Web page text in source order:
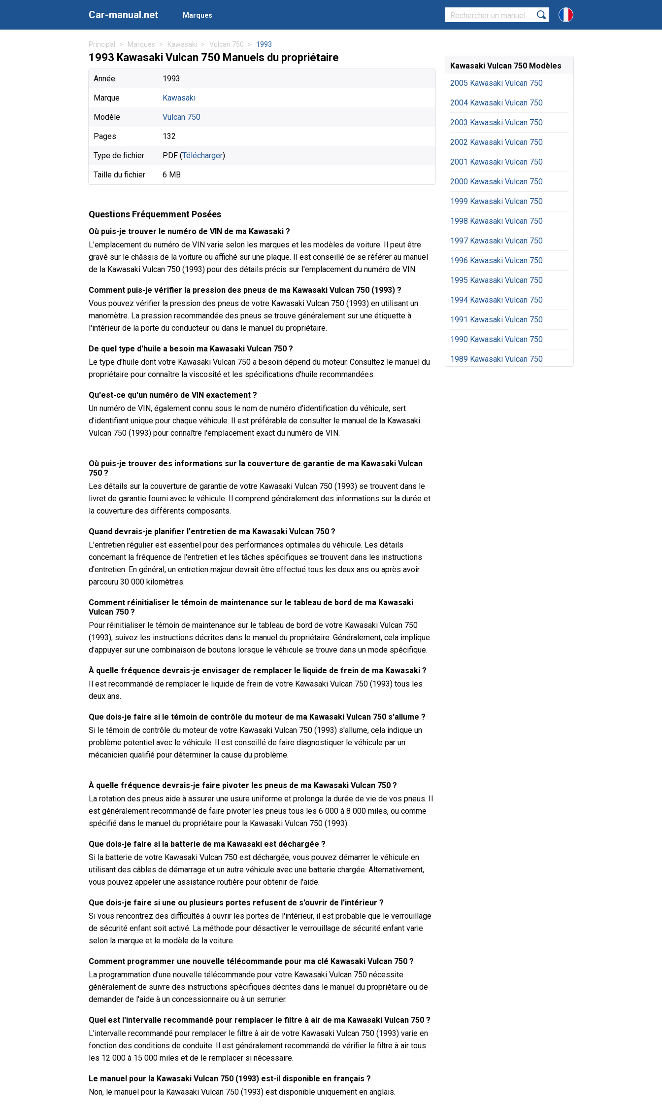
Car-manual.net Marques
Principal Marques Kawasaki Vulcan 750 1993
1993 Kawasaki Vulcan 750 Manuels du propriétaire
Année 1993
Marque Kawasaki
Modèle Vulcan 750
Pages 132
Type de fichier PDF (Télécharger)
Taille du fichier 6 MB
Questions Fréquemment Posées
Où puis-je trouver le numéro de VIN de ma Kawasaki ?
L'emplacement du numéro de VIN varie selon les marques et les modèles de voiture. Il peut être
gravé sur le châssis de la voiture ou affiché sur une plaque. Il est conseillé de se référer au manuel
de la Kawasaki Vulcan 750 (1993) pour des détails précis sur l'emplacement du numéro de VIN.
Comment puis-je vérifier la pression des pneus de ma Kawasaki Vulcan 750 (1993) ?
Vous pouvez vérifier la pression des pneus de votre Kawasaki Vulcan 750 (1993) en utilisant un
manomètre. La pression recommandée des pneus se trouve généralement sur une étiquette à
l'intérieur de la porte du conducteur ou dans le manuel du propriétaire.
De quel type d'huile a besoin ma Kawasaki Vulcan 750 ?
Le type d'huile dont votre Kawasaki Vulcan 750 a besoin dépend du moteur. Consultez le manuel du
propriétaire pour connaître la viscosité et les spécifications d'huile recommandées.
Qu'est-ce qu'un numéro de VIN exactement ?
Un numéro de VIN, également connu sous le nom de numéro d'identification du véhicule, sert
d'identifiant unique pour chaque véhicule. Il est préférable de consulter le manuel de la Kawasaki
Vulcan 750 (1993) pour connaître l'emplacement exact du numéro de VIN.
Où puis-je trouver des informations sur la couverture de garantie de ma Kawasaki Vulcan
750 ?
Les détails sur la couverture de garantie de votre Kawasaki Vulcan 750 (1993) se trouvent dans le
livret de garantie fourni avec le véhicule. Il comprend généralement des informations sur la durée et
la couverture des différents composants.
Quand devrais-je planifier l'entretien de ma Kawasaki Vulcan 750 ?
L'entretien régulier est essentiel pour des performances optimales du véhicule. Les détails
concernant la fréquence de l'entretien et les tâches spécifiques se trouvent dans les instructions
d'entretien. En général, un entretien majeur devrait être effectué tous les deux ans ou après avoir
parcouru 30 000 kilomètres.
Comment réinitialiser le témoin de maintenance sur le tableau de bord de ma Kawasaki
Vulcan 750 ?
Pour réinitialiser le témoin de maintenance sur le tableau de bord de votre Kawasaki Vulcan 750
(1993), suivez les instructions décrites dans le manuel du propriétaire. Généralement, cela implique
d'appuyer sur une combinaison de boutons lorsque le véhicule se trouve dans un mode spécifique.
À quelle fréquence devrais-je envisager de remplacer le liquide de frein de ma Kawasaki ?
Il est recommandé de remplacer le liquide de frein de votre Kawasaki Vulcan 750 (1993) tous les
deux ans.
Que dois-je faire si le témoin de contrôle du moteur de ma Kawasaki Vulcan 750 s'allume ?
Si le témoin de contrôle du moteur de votre Kawasaki Vulcan 750 (1993) s'allume, cela indique un
problème potentiel avec le véhicule. Il est conseillé de faire diagnostiquer le véhicule par un
mécanicien qualifié pour déterminer la cause du problème.
À quelle fréquence devrais-je faire pivoter les pneus de ma Kawasaki Vulcan 750 ?
La rotation des pneus aide à assurer une usure uniforme et prolonge la durée de vie de vos pneus. Il
est généralement recommandé de faire pivoter les pneus tous les 6 000 à 8 000 miles, ou comme
spécifié dans le manuel du propriétaire pour la Kawasaki Vulcan 750 (1993).
Que dois-je faire si la batterie de ma Kawasaki est déchargée ?
Si la batterie de votre Kawasaki Vulcan 750 est déchargée, vous pouvez démarrer le véhicule en
utilisant des câbles de démarrage et un autre véhicule avec une batterie chargée. Alternativement,
vous pouvez appeler une assistance routière pour obtenir de l'aide.
Que dois-je faire si une ou plusieurs portes refusent de s'ouvrir de l'intérieur ?
Si vous rencontrez des difficultés à ouvrir les portes de l'intérieur, il est probable que le verrouillage
de sécurité enfant soit activé. La méthode pour désactiver le verrouillage de sécurité enfant varie
selon la marque et le modèle de la voiture.
Comment programmer une nouvelle télécommande pour ma clé Kawasaki Vulcan 750 ?
La programmation d'une nouvelle télécommande pour votre Kawasaki Vulcan 750 nécessite
généralement de suivre des instructions spécifiques décrites dans le manuel du propriétaire ou de
demander de l'aide à un concessionnaire ou à un serrurier.
Quel est l'intervalle recommandé pour remplacer le filtre à air de ma Kawasaki Vulcan 750 ?
L'intervalle recommandé pour remplacer le filtre à air de votre Kawasaki Vulcan 750 (1993) varie en
fonction des conditions de conduite. Il est généralement recommandé de vérifier le filtre à air tous
les 12 000 à 15 000 miles et de le remplacer si nécessaire.
Le manuel pour la Kawasaki Vulcan 750 (1993) est-il disponible en français ?
Non, le manuel pour la Kawasaki Vulcan 750 (1993) est disponible uniquement en anglais.
Kawasaki Vulcan 750 Modèles
2005 Kawasaki Vulcan 750
2004 Kawasaki Vulcan 750
2003 Kawasaki Vulcan 750
2002 Kawasaki Vulcan 750
2001 Kawasaki Vulcan 750
2000 Kawasaki Vulcan 750
1999 Kawasaki Vulcan 750
1998 Kawasaki Vulcan 750
1997 Kawasaki Vulcan 750
1996 Kawasaki Vulcan 750
1995 Kawasaki Vulcan 750
1994 Kawasaki Vulcan 750
1991 Kawasaki Vulcan 750
1990 Kawasaki Vulcan 750
1989 Kawasaki Vulcan 750